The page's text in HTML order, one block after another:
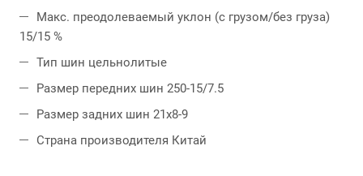
Макс. преодолеваемый уклон (с грузом/без груза)
15/15 %
Тип шин цельнолитые
Размер передних шин 250-15/7.5
Размер задних шин 21x8-9
Страна производителя Китай